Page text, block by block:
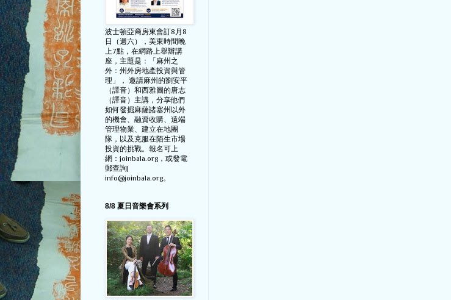
波士頓亞裔房東會訂8月8
日（週六），美東時間晚
上7點，在網路上舉辦講
座，主題是：「麻州之
外：州外房地產投資與管
理」， 邀請麻州的劉安平
（譯音）和西雅圖的唐志
（譯音）主講，分享他們
如何發掘麻薩諸塞州以外
的機會、融資收購、遠端
管理物業、建立在地團
隊，以及克服在陌生市場
投資的挑戰。報名可上
網：joinbala.org，或發電
郵查詢|
info@joinbala.org。
8/8 夏日音樂會系列